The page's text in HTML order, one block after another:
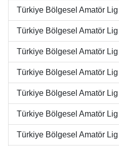
Türkiye Bölgesel Amatör
Türkiye Bölgesel Amatör
Türkiye Bölgesel Amatör
Türkiye Bölgesel Amatör
Türkiye Bölgesel Amatör
Türkiye Bölgesel Amatör
Türkiye Bölgesel Amatör